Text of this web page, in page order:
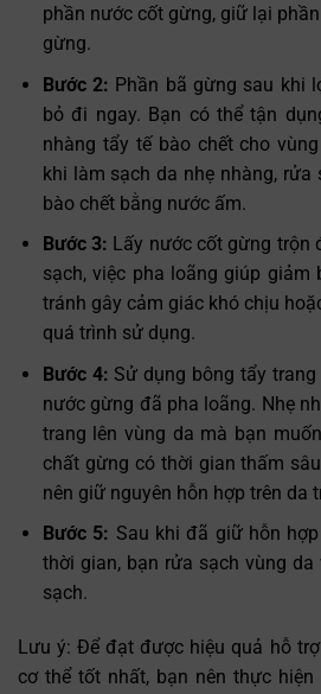
phần nước cốt gừng, giữ lại
gừng.
Bước 2: Phần bã gừng sau khi
bỏ đi ngay. Bạn có thể tận
nhàng tẩy tế bào chết cho
khi làm sạch da nhẹ nhàng,
bào chết bằng nước ấm.
Bước 3: Lấy nước cốt gừng trộn
sạch, việc pha loãng giúp giảm
tránh gây cảm giác khó chịu
quá trình sử dụng.
Bước 4: Sử dụng bông tẩy
nước gừng đã pha loãng. Nhẹ
trang lên vùng da mà bạn
chất gừng có thời gian thấm
nên giữ nguyên hỗn hợp trên da
Bước 5: Sau khi đã giữ hỗn
thời gian, bạn rửa sạch vùng
sạch.
Lưu ý: Để đạt được hiệu quả hỗ
cơ thể tốt nhất, bạn nên thực